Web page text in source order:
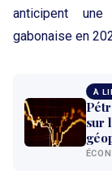
anticipent une
gabonaise en
À
sur